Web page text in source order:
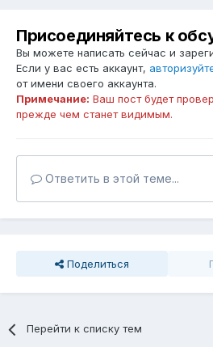
Присоединяйтесь к
Вы можете написать сейчас и
Если у вас есть аккаунт,
от имени своего аккаунта.
Примечание: Ваш пост будет
прежде чем станет видимым.
Ответить в этой теме...
Поделиться
Перейти к списку тем